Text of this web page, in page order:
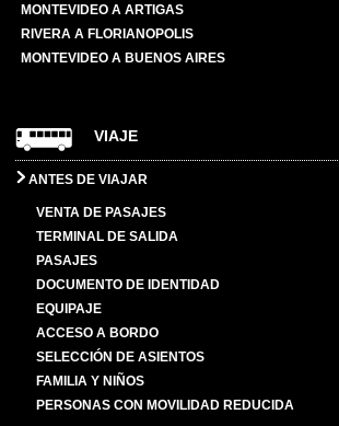
MONTEVIDEO A ARTIGAS
RIVERA A FLORIANOPOLIS
MONTEVIDEO A BUENOS AIRES
VIAJE
ANTES DE VIAJAR
VENTA DE PASAJES
TERMINAL DE SALIDA
PASAJES
DOCUMENTO DE IDENTIDAD
EQUIPAJE
ACCESO A BORDO
SELECCIÓN DE ASIENTOS
FAMILIA Y NIÑOS
PERSONAS CON MOVILIDAD REDUCIDA